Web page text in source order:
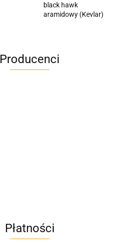
black hawk
aramidowy (Kevlar)
Producenci
AC EasyLine
Płatności